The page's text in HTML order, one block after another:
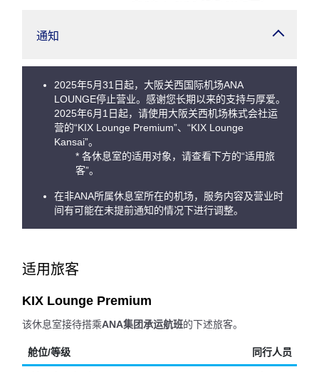
通知
2025年5月31日起，大阪关西国际机场ANA
LOUNGE停止营业。感谢您长期以来的支持与厚爱。
2025年6月1日起，请使用大阪关西机场株式会社运
营的“KIX Lounge Premium”、“KIX Lounge
Kansai”。
* 各休息室的适用对象，请查看下方的“适用旅
客”。
在非ANA所属休息室所在的机场，服务内容及营业时
间有可能在未提前通知的情况下进行调整。
适用旅客
KIX Lounge Premium
该休息室接待搭乘ANA集团承运航班的下述旅客。
舱位/等级 同行人员